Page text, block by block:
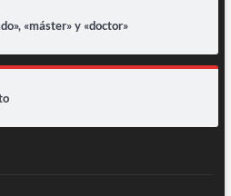
«máster» y «doctor»